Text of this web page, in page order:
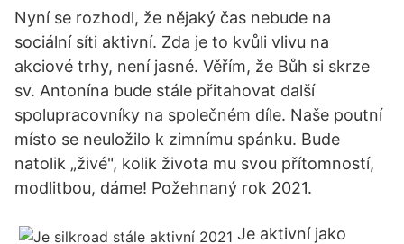
Nyní se rozhodl, že nějaký čas nebude na
sociální síti aktivní. Zda je to kvůli vlivu na
akciové trhy, není jasné. Věřím, že Bůh si skrze
sv. Antonína bude stále přitahovat další
spolupracovníky na společném díle. Naše poutní
místo se neuložilo k zimnímu spánku. Bude
natolik „živé", kolik života mu svou přítomností,
modlitbou, dáme! Požehnaný rok 2021.
Je aktivní jako